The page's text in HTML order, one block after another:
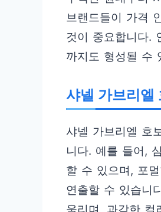
브랜드들이 가격
것이 중요합니다.
까지도 형성될 수
샤넬 가브리엘
샤넬 가브리엘 호
니다. 예를 들어,
할 수 있으며, 포
연출할 수 있습니